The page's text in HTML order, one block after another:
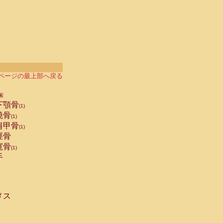
ージの最上部へ戻る
顎骨(1)
骨(1)
甲骨(1)
骨
骨(1)
ス